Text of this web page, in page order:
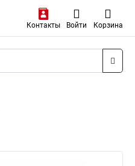
Контакты Войти Корзина